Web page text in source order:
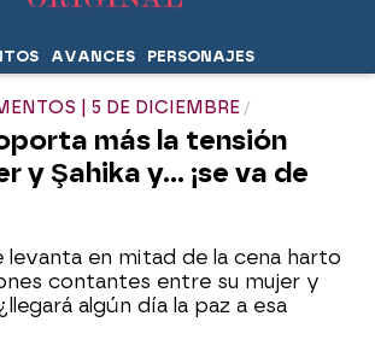
AVANCES PERSONAJES
| 5 DE DICIEMBRE
más la tensión
y Şahika y… ¡se va de
levanta en mitad de la cena harto
contantes entre su mujer y
algún día la paz a esa